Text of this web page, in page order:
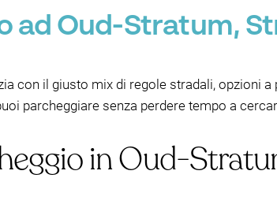
ad Oud-Stratum,
con il giusto mix di regole stradali, opzioni
parcheggiare senza perdere tempo a
in Oud-